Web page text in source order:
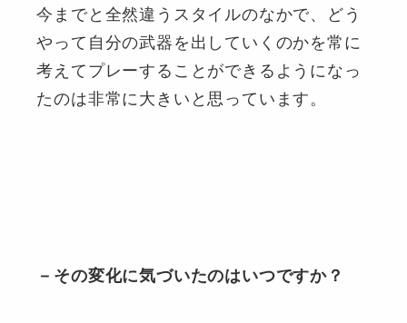
今までと全然違うスタイルのなかで、どう
やって自分の武器を出していくのかを常に
考えてプレーすることができるようになっ
たのは非常に大きいと思っています。
－その変化に気づいたのはいつですか？